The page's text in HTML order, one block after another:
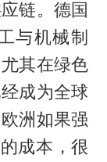
链。德国
与机械制
其在绿色
成为全球
洲如果强
成本，很